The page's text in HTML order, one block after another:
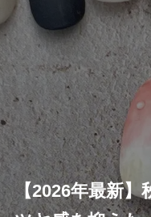
【2026年最新】
最新スキン
News
お知らせ
取り扱いブ